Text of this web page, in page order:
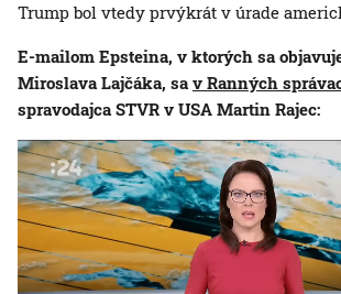
Trump bol vtedy prvýkrát v úrade
E-mailom Epsteina, v ktorých sa
Miroslava Lajčáka, sav Ranných
spravodajca STVR v USA Martin Rajec: